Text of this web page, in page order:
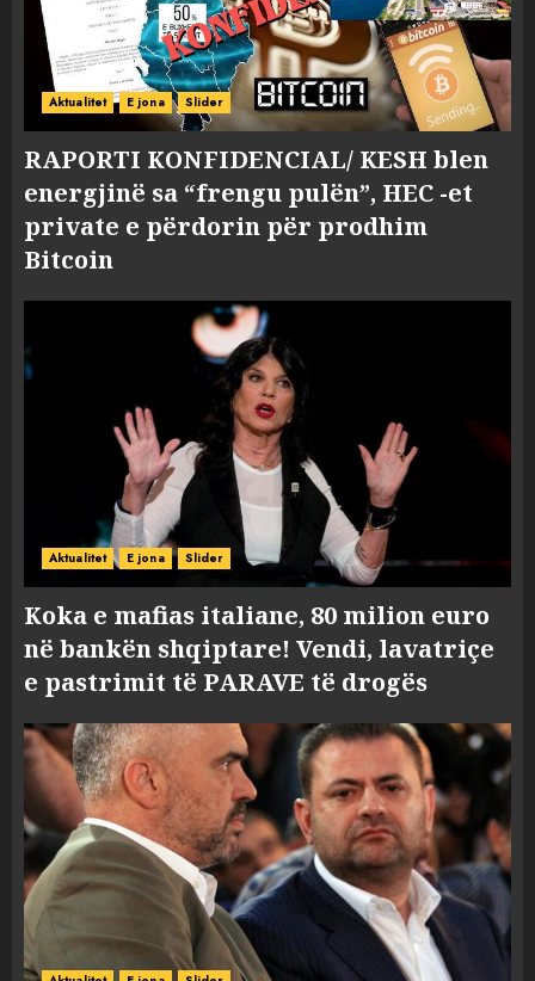
Aktualitet E jona Slider
RAPORTI KONFIDENCIAL/ KESH blen
energjinë sa “frengu pulën”, HEC -et
private e përdorin për prodhim
Bitcoin
Aktualitet E jona Slider
Koka e mafias italiane, 80 milion euro
në bankën shqiptare! Vendi, lavatriçe
e pastrimit të PARAVE të drogës